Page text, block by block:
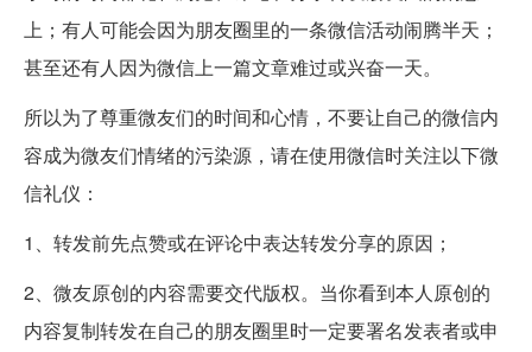
上；有人可能会因为朋友圈里的一条微信活动闹腾半天；
甚至还有人因为微信上一篇文章难过或兴奋一天。
所以为了尊重微友们的时间和心情，不要让自己的微信内
容成为微友们情绪的污染源，请在使用微信时关注以下微
信礼仪：
1、转发前先点赞或在评论中表达转发分享的原因；
2、微友原创的内容需要交代版权。当你看到本人原创的
内容复制转发在自己的朋友圈里时一定要署名发表者或申